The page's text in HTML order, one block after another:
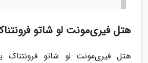
هتل فیری‌مونت لو شاتو
هتل فیری‌مونت لو شاتو فرونتناک